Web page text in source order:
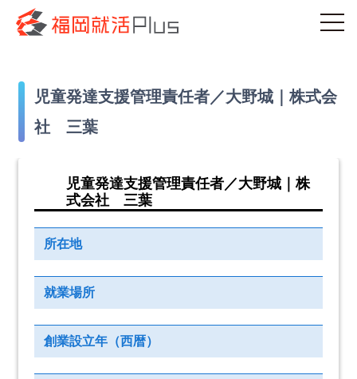
児童発達支援管理責任者／大野城｜株式会
社 三葉
児童発達支援管理責任者／大野城｜株
式会社 三葉
所在地
就業場所
創業設立年（西暦）